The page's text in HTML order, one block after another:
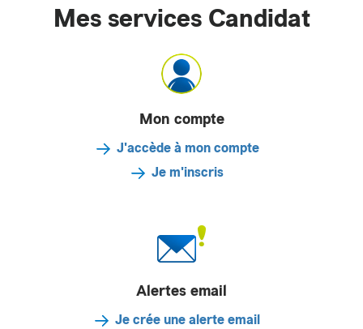
Mes services Candidat
Mon compte
J'accède à mon compte
Je m'inscris
Alertes email
Je crée une alerte email